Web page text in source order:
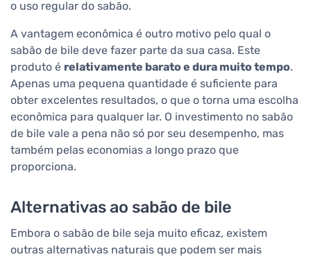
o uso regular do sabão.
A vantagem econômica é outro motivo pelo qual o
sabão de bile deve fazer parte da sua casa. Este
produto é relativamente barato e dura muito tempo.
Apenas uma pequena quantidade é suficiente para
obter excelentes resultados, o que o torna uma escolha
econômica para qualquer lar. O investimento no sabão
de bile vale a pena não só por seu desempenho, mas
também pelas economias a longo prazo que
proporciona.
Alternativas ao sabão de bile
Embora o sabão de bile seja muito eficaz, existem
outras alternativas naturais que podem ser mais